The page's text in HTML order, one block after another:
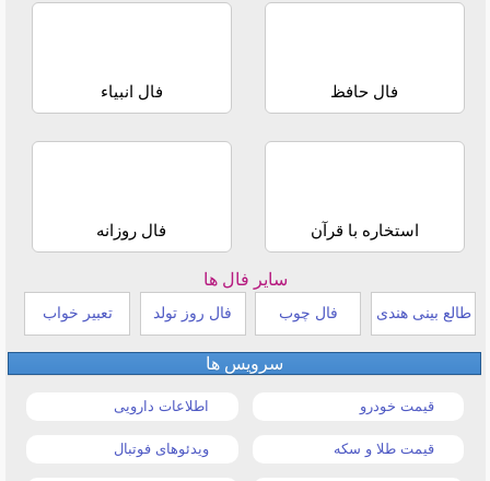
فال حافظ فال انبیاء
استخاره با قرآن فال روزانه
سایر فال ها
طالع بینی هندی فال چوب فال روز تولد تعبیر خواب
سرویس ها
قیمت خودرو اطلاعات دارویی
قیمت طلا و سکه ویدئوهای فوتبال